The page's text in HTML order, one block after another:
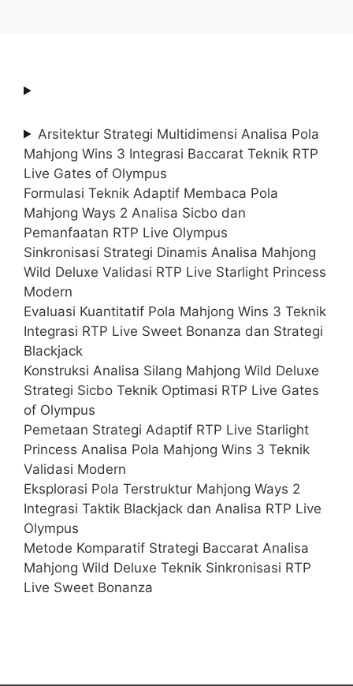
Arsitektur Strategi Multidimensi Analisa Pola
Mahjong Wins 3 Integrasi Baccarat Teknik RTP
Live Gates of Olympus
Formulasi Teknik Adaptif Membaca Pola
Mahjong Ways 2 Analisa Sicbo dan
Pemanfaatan RTP Live Olympus
Sinkronisasi Strategi Dinamis Analisa Mahjong
Wild Deluxe Validasi RTP Live Starlight Princess
Modern
Evaluasi Kuantitatif Pola Mahjong Wins 3 Teknik
Integrasi RTP Live Sweet Bonanza dan Strategi
Blackjack
Konstruksi Analisa Silang Mahjong Wild Deluxe
Strategi Sicbo Teknik Optimasi RTP Live Gates
of Olympus
Pemetaan Strategi Adaptif RTP Live Starlight
Princess Analisa Pola Mahjong Wins 3 Teknik
Validasi Modern
Eksplorasi Pola Terstruktur Mahjong Ways 2
Integrasi Taktik Blackjack dan Analisa RTP Live
Olympus
Metode Komparatif Strategi Baccarat Analisa
Mahjong Wild Deluxe Teknik Sinkronisasi RTP
Live Sweet Bonanza